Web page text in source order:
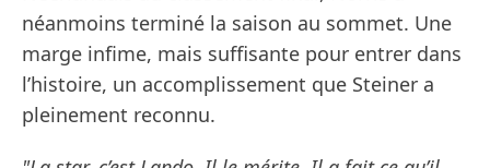
néanmoins terminé la saison au sommet. Une
marge infime, mais suffisante pour entrer dans
l’histoire, un accomplissement que Steiner a
pleinement reconnu.